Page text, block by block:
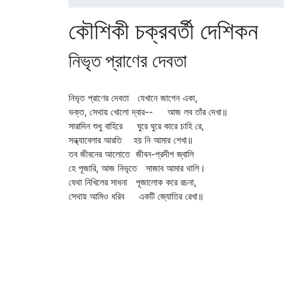
কৌশিকী চক্রবর্তী দেশিকন
নিভৃত প্রাণের দেবতা
নিভৃত প্রাণের দেবতা যেখানে জাগেন একা,
ভক্ত, সেথায় খোলো দ্বার-- আজ লব তাঁর দেখা॥
সারাদিন শুধু বাহিরে ঘুরে ঘুরে কারে চাহি রে,
সন্ধ্যাবেলার আরতি হয় নি আমার শেখা॥
তব জীবনের আলোতে জীবন-প্রদীপ জ্বালি
হে পূজারি, আজ নিভৃতে সাজাব আমার থালি।
যেথা নিখিলের সাধনা পূজালোক করে রচনা,
সেথায় আমিও ধরিব একটি জ্যোতির রেখা॥